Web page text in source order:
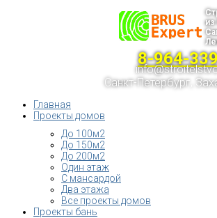
из
8-964-
Санкт-Петербург,
Главная
Проекты домов
До 100м2
До 150м2
До 200м2
Один этаж
С мансардой
Два этажа
Все проекты домов
Проекты бань